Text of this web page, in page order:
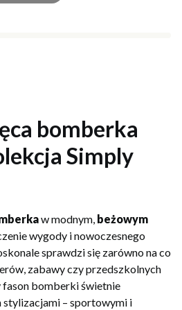
bomberka
Simply
w modnym, beżowym
wygody i nowoczesnego
sprawdzi się zarówno na co
zabawy czy przedszkolnych
bomberki świetnie
stylizacjami – sportowymi i